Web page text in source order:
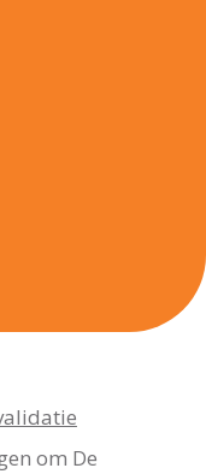
om De